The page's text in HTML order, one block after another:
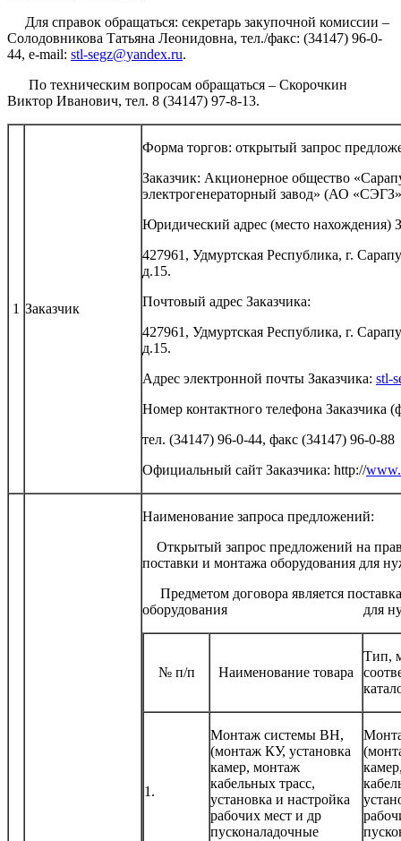
Для справок обращаться: секретарь закупочной комиссии –
Солодовникова Татьяна Леонидовна, тел./факс: (34147) 96-0-
44, e-mail: stl-segz@yandex.ru.
По техническим вопросам обращаться – Скорочкин
Виктор Иванович, тел. 8 (34147) 97-8-13.
1 Заказчик
Форма торгов: открытый запрос
Заказчик: Акционерное общество
электрогенераторный завод» (АО
Юридический адрес (место нахождения)
427961, Удмуртская Республика, г.
д.15.
Почтовый адрес Заказчика:
427961, Удмуртская Республика, г.
д.15.
Адрес электронной почты Заказчика: stl-
Номер контактного телефона Заказчика
тел. (34147) 96-0-44, факс (34147) 96-0-88
Официальный сайт Заказчика: http://
Наименование запроса предложений:
Открытый запрос предложений на
поставки и монтажа оборудования для
Предметом договора является
оборудования для нужд
№ п/п Наименование товара
Тип,
1.
Монтаж системы ВН,
(монтаж КУ, установка
камер, монтаж
кабельных трасс,
установка и настройка
рабочих мест и др
пусконаладочные